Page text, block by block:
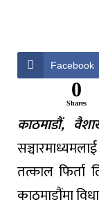
Facebook
0
Shares
काठमाडौं,
तत्काल
काठमाडौंमा